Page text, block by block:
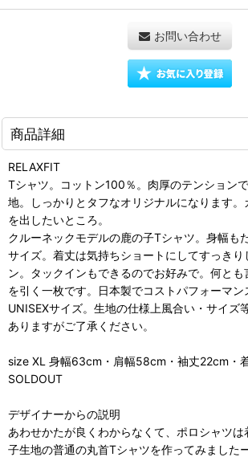
お問い合わせ
商品詳細
RELAXFIT
Tシャツ。コットン100％。肉厚のテンション
地。しっかりとタフなオリジナルになります
を出したいところ。
クルーネックモデルの鹿の子Tシャツ。身幅も
サイズ。着丈は気持ちショートにしてすっきり
ン。タックインもできるのでお好みで。何とも
を引く一枚です。日本製でコストパフォーマン
UNISEXサイズ。生地の仕様上風合い・サイズ
ありますがご了承ください。
size XL 身幅63cm・肩幅58cm・袖丈22cm・
SOLDOUT
デザイナーからの説明
あわせかたが良くわからなくて、ポロシャツ
子生地の普通の丸首Tシャツを作ってみました